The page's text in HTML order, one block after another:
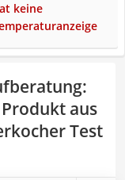
keine
:
aus
Test